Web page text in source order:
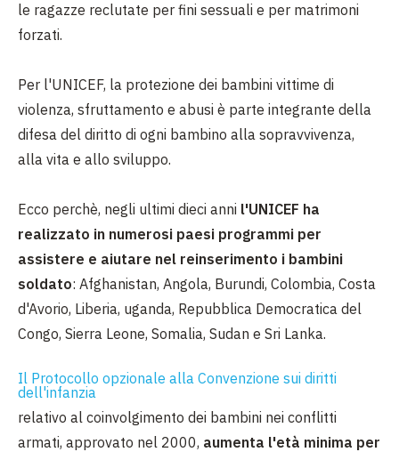
le ragazze reclutate per fini sessuali e per matrimoni
forzati.
Per l'UNICEF, la protezione dei bambini vittime di
violenza, sfruttamento e abusi è parte integrante della
difesa del diritto di ogni bambino alla sopravvivenza,
alla vita e allo sviluppo.
Ecco perchè, negli ultimi dieci anni l'UNICEF ha
realizzato in numerosi paesi programmi per
assistere e aiutare nel reinserimento i bambini
soldato: Afghanistan, Angola, Burundi, Colombia, Costa
d'Avorio, Liberia, uganda, Repubblica Democratica del
Congo, Sierra Leone, Somalia, Sudan e Sri Lanka.
Il Protocollo opzionale alla Convenzione sui diritti
dell'infanzia
relativo al coinvolgimento dei bambini nei conflitti
armati, approvato nel 2000, aumenta l'età minima per